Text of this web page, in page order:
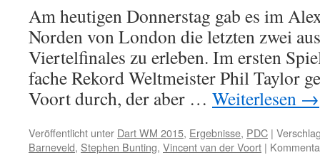
van
den
Bergh
und
Ricky
sensationell
Am heutigen Donnerstag gab es im
Norden von London die letzten zwei
Viertelfinales zu erleben. Im ersten
fache Rekord Weltmeister Phil Taylor
Voort durch, der aber … Weiterlesen →
Veröffentlicht unter Dart WM 2015, Ergebnisse, PDC |
Barneveld, Stephen Bunting, Vincent van der Voort |